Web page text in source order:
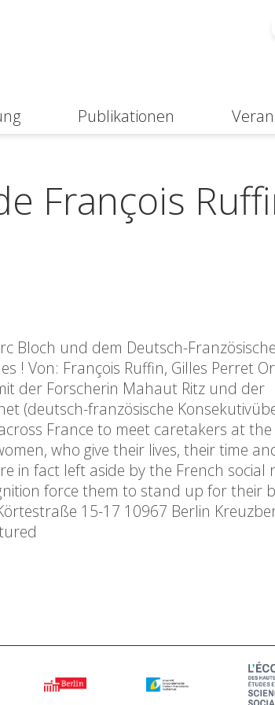
Publikationen
François
Bloch und dem Deutsch-
! Von: François Ruffin, Gilles Perret
der Forscherin Mahaut Ritz und der
(deutsch-französische
France to meet caretakers at
who give their lives, their time
in fact left aside by the French social
force them to stand up for their
15-17 10967 Berlin